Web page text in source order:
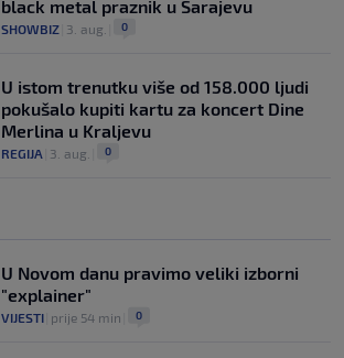
black metal praznik u Sarajevu
SHOWBIZ 3. aug. 0
U istom trenutku više od 158.000 ljudi
pokušalo kupiti kartu za koncert Dine
Merlina u Kraljevu
REGIJA 3. aug. 0
U Novom danu pravimo veliki izborni
"explainer"
VIJESTI prije 54 min 0